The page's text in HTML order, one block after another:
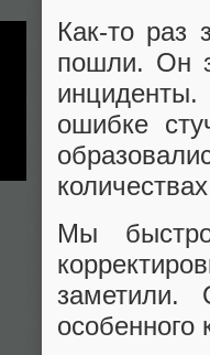
Как-то раз
пошли. Он
ошибке
Мы
заметили.
особенного